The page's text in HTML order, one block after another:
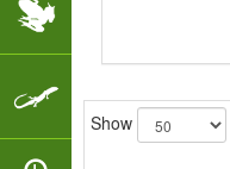
Show